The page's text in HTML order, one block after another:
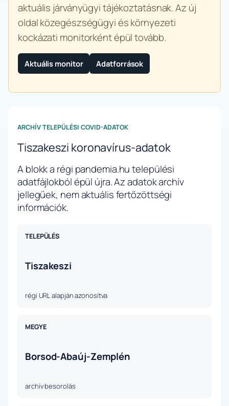
aktuális járványügyi tájékoztatásnak. Az új
oldal közegészségügyi és környezeti
kockázati monitorként épül tovább.
Aktuális monitor Adatforrások
ARCHÍV TELEPÜLÉSI COVID-ADATOK
Tiszakeszi koronavírus-adatok
A blokk a régi pandemia.hu települési
adatfájlokból épül újra. Az adatok archív
jellegűek, nem aktuális fertőzöttségi
információk.
TELEPÜLÉS
Tiszakeszi
régi URL alapján azonosítva
MEGYE
Borsod-Abaúj-Zemplén
archív besorolás